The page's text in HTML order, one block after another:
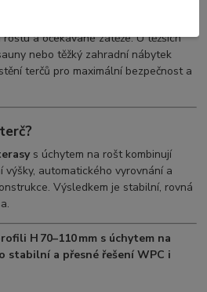
a očekávané zátěže. U těžších
nebo těžký zahradní nábytek
terčů pro maximální bezpečnost a
s úchytem na rošt kombinují
automatického vyrovnání a
Výsledkem je stabilní, rovná
H 70–110 mm s úchytem na
a přesné řešení WPC i